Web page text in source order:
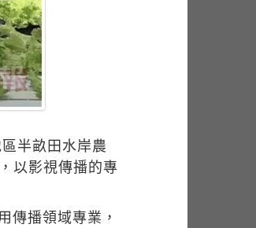
半畝田水岸農
以影視傳播的專
傳播領域專業，